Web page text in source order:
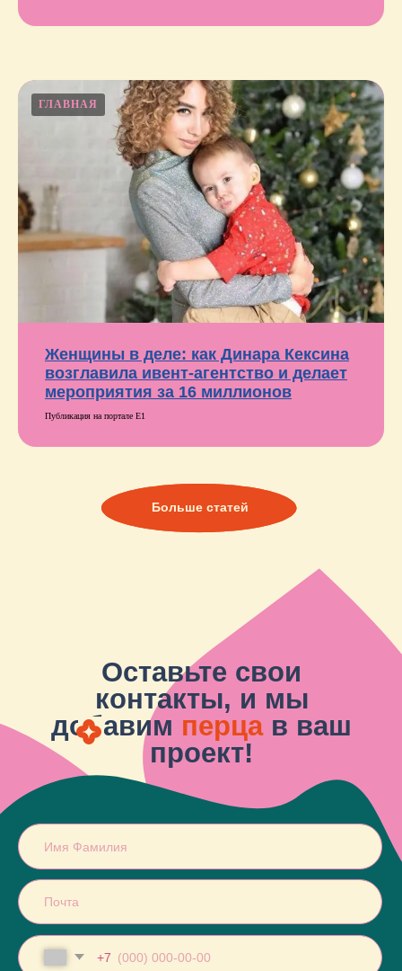
ГЛАВНАЯ
Женщины в деле: как Динара Кексина
возглавила ивент-агентство и делает
мероприятия за 16 миллионов
Публикация на портале Е1